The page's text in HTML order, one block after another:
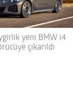
yeni BMW i4
çıkarıldı